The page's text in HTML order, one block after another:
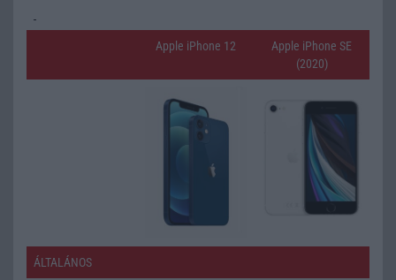
Apple iPhone 12
Apple iPhone SE
(2020)
ÁLTALÁNOS